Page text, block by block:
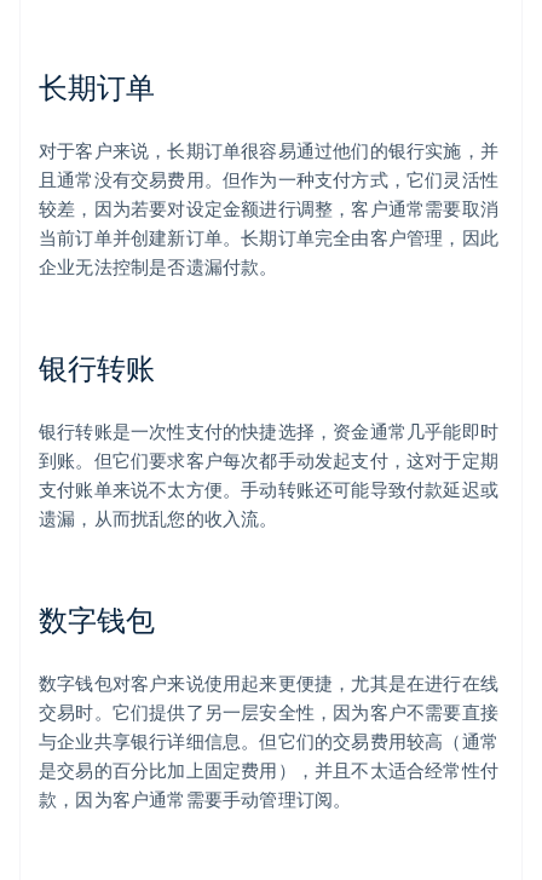
长期订单
对于客户来说，长期订单很容易通过他们的银行实施，并
且通常没有交易费用。但作为一种支付方式，它们灵活性
较差，因为若要对设定金额进行调整，客户通常需要取消
当前订单并创建新订单。长期订单完全由客户管理，因此
企业无法控制是否遗漏付款。
银行转账
银行转账是一次性支付的快捷选择，资金通常几乎能即时
到账。但它们要求客户每次都手动发起支付，这对于定期
支付账单来说不太方便。手动转账还可能导致付款延迟或
遗漏，从而扰乱您的收入流。
数字钱包
数字钱包对客户来说使用起来更便捷，尤其是在进行在线
交易时。它们提供了另一层安全性，因为客户不需要直接
与企业共享银行详细信息。但它们的交易费用较高（通常
是交易的百分比加上固定费用），并且不太适合经常性付
款，因为客户通常需要手动管理订阅。